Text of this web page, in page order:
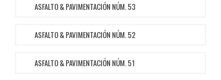
ASFALTO & PAVIMENTACIÓN NÚM. 53
ASFALTO & PAVIMENTACIÓN NÚM. 52
ASFALTO & PAVIMENTACIÓN NÚM. 51